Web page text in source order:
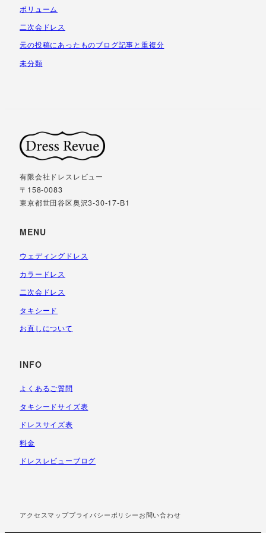
ボリューム
二次会ドレス
元の投稿にあったものブログ記事と重複分
未分類
有限会社ドレスレビュー
〒158-0083
東京都世田谷区奥沢3-30-17-B1
MENU
ウェディングドレス
カラードレス
二次会ドレス
タキシード
お直しについて
INFO
よくあるご質問
タキシードサイズ表
ドレスサイズ表
料金
ドレスレビューブログ
アクセスマッププライバシーポリシーお問い合わせ